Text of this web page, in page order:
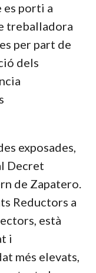
es porti a
treballadora
per part de
dels
exposades,
Decret
de Zapatero.
Reductors a
està
i
més elevats,